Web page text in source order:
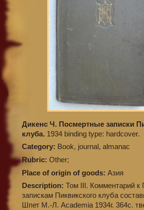
Дикенс Ч. Посмертные записки
клуба. 1934 binding type: hardcover.
Category: Book, journal, almanac
Rubric: Other;
Place of origin of goods: Азия
Description: Том III. Комментарий
запискам Пиквикского клуба
Шпет М.-Л. Academia 1934г. 364с.